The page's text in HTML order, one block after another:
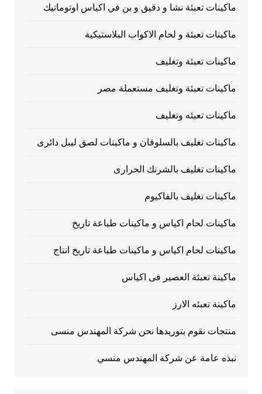
ماكينات تعبئة نشا و دقيق و بن في اكياس اوتوماتيك
ماكينات تعبئة و لحام الاكواب البلاستيكية
ماكينات تعبئة وتغليف
ماكينات تعبئة وتغليف مستعملة مصر
ماكينات تعبئه وتغليف
ماكينات تغليف بالسلوفان و ماكينات لصق ليبل دائرى
ماكينات تغليف بالشرنك الحرارى
ماكينات تغليف بالفاكيوم
ماكينات لحام اكياس و ماكينات طباعة تاريخ
ماكينات لحام اكياس و ماكينات طباعة تاريخ انتاج
ماكينة تعبئة العصير فى اكياس
ماكينة تعبئه الارز
منتجات نقوم بتوريدها نحن شركة المهندس منسى
نبذه عامة عن شركة المهندس منسي